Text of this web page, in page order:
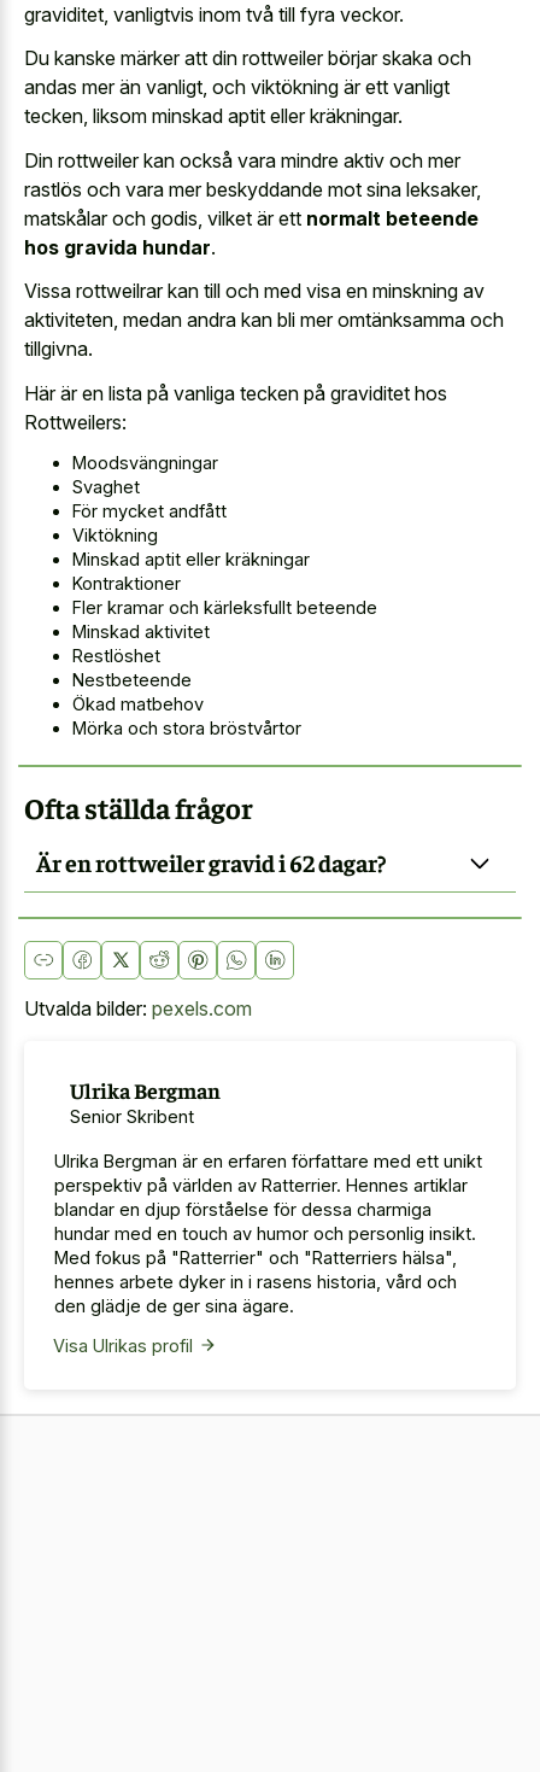
graviditet, vanligtvis inom två till fyra veckor.
Du kanske märker att din rottweiler börjar skaka och
andas mer än vanligt, och viktökning är ett vanligt
tecken, liksom minskad aptit eller kräkningar.
Din rottweiler kan också vara mindre aktiv och mer
rastlös och vara mer beskyddande mot sina leksaker,
matskålar och godis, vilket är ett normalt beteende
hos gravida hundar.
Vissa rottweilrar kan till och med visa en minskning av
aktiviteten, medan andra kan bli mer omtänksamma och
tillgivna.
Här är en lista på vanliga tecken på graviditet hos
Rottweilers:
Moodsvängningar
Svaghet
För mycket andfått
Viktökning
Minskad aptit eller kräkningar
Kontraktioner
Fler kramar och kärleksfullt beteende
Minskad aktivitet
Restlöshet
Nestbeteende
Ökad matbehov
Mörka och stora bröstvårtor
Ofta ställda frågor
Är en rottweiler gravid i 62 dagar?
Utvalda bilder: pexels.com
Ulrika Bergman
Senior Skribent
Ulrika Bergman är en erfaren författare med ett unikt
perspektiv på världen av Ratterrier. Hennes artiklar
blandar en djup förståelse för dessa charmiga
hundar med en touch av humor och personlig insikt.
Med fokus på "Ratterrier" och "Ratterriers hälsa",
hennes arbete dyker in i rasens historia, vård och
den glädje de ger sina ägare.
Visa Ulrikas profil